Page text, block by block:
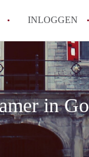
INLOGGEN
in